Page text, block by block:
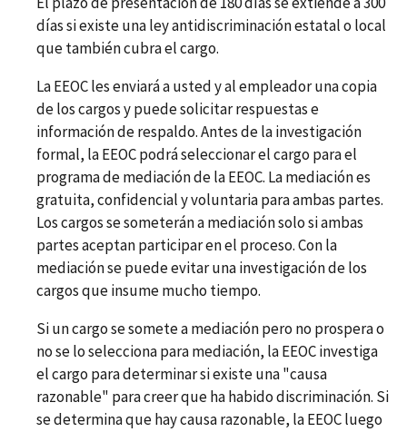
días si existe una ley antidiscriminación estatal o local
que también cubra el cargo.
La EEOC les enviará a usted y al empleador una copia
de los cargos y puede solicitar respuestas e
información de respaldo. Antes de la investigación
formal, la EEOC podrá seleccionar el cargo para el
programa de mediación de la EEOC. La mediación es
gratuita, confidencial y voluntaria para ambas partes.
Los cargos se someterán a mediación solo si ambas
partes aceptan participar en el proceso. Con la
mediación se puede evitar una investigación de los
cargos que insume mucho tiempo.
Si un cargo se somete a mediación pero no prospera o
no se lo selecciona para mediación, la EEOC investiga
el cargo para determinar si existe una "causa
razonable" para creer que ha habido discriminación. Si
se determina que hay causa razonable, la EEOC luego